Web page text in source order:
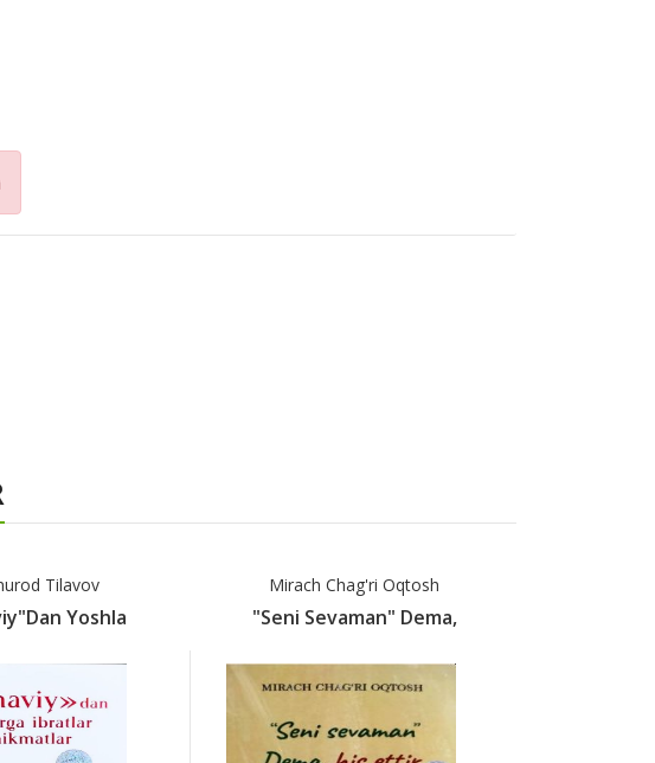
Tilavov
Yoshla
Mirach Chag'ri Oqtosh
"Seni Sevaman" Dema,